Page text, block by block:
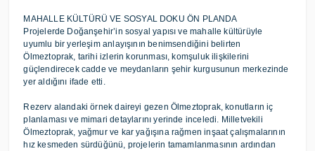
MAHALLE KÜLTÜRÜ VE SOSYAL DOKU ÖN PLANDA
Projelerde Doğanşehir’in sosyal yapısı ve mahalle kültürüyle
uyumlu bir yerleşim anlayışının benimsendiğini belirten
Ölmeztoprak, tarihi izlerin korunması, komşuluk ilişkilerini
güçlendirecek cadde ve meydanların şehir kurgusunun merkezinde
yer aldığını ifade etti.
Rezerv alandaki örnek daireyi gezen Ölmeztoprak, konutların iç
planlaması ve mimari detaylarını yerinde inceledi. Milletvekili
Ölmeztoprak, yağmur ve kar yağışına rağmen inşaat çalışmalarının
hız kesmeden sürdüğünü, projelerin tamamlanmasının ardından